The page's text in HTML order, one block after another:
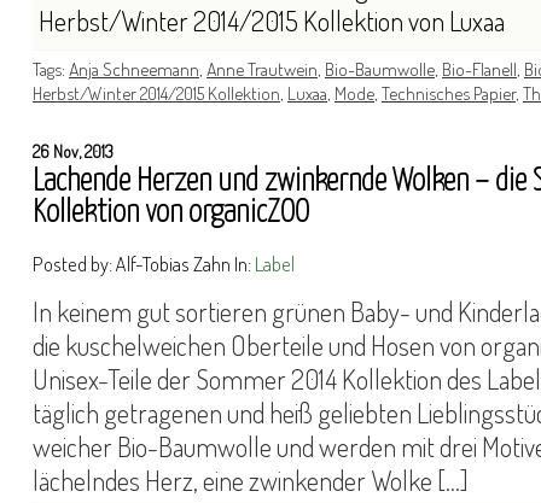
Herbst/Winter 2014/2015 Kollektion von Luxaa
Tags: Anja Schneemann, Anne Trautwein, Bio-Baumwolle, Bio-Flanell,
Herbst/Winter 2014/2015 Kollektion, Luxaa, Mode, Technisches Papier,
26 Nov, 2013
Lachende Herzen und zwinkernde Wolken –
Kollektion von organicZOO
Posted by: Alf-Tobias Zahn In:Label
In keinem gut sortieren grünen Baby- und
die kuschelweichen Oberteile und Hosen von
Unisex-Teile der Sommer 2014 Kollektion des
täglich getragenen und heiß geliebten
weicher Bio-Baumwolle und werden mit drei
lächelndes Herz, eine zwinkender Wolke […]